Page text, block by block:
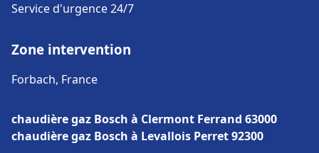
Service d'urgence 24/7
Zone intervention
Forbach, France
chaudière gaz Bosch à Clermont Ferrand 63000
chaudière gaz Bosch à Levallois Perret 92300